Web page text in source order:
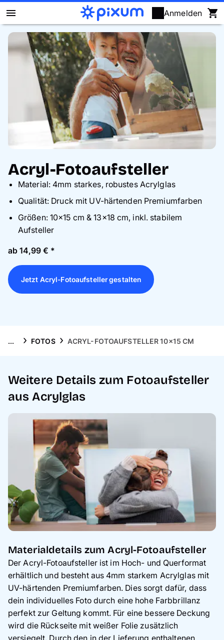
Anmelden
Pixum Fotobuch
Wandbilder
Fotokalender
Fotogeschenke
Fotopuzzle
Grußkarten
Handyhüllen
Anlässe
Service
Acryl-Fotoaufsteller
Material: 4mm starkes, robustes Acrylglas
Qualität: Druck mit UV-härtenden Premiumfarben
Größen: 10×15 cm & 13×18 cm, inkl. stabilem
Aufsteller
ab 14,99 € *
Jetzt Acryl-Fotoaufsteller gestalten
... FOTOS ACRYL-FOTOAUFSTELLER 10×15 CM
Weitere Details zum Fotoaufsteller
aus Acrylglas
Materialdetails zum Acryl-Fotoaufsteller
Der Acryl-Fotoaufsteller ist im Hoch- und Querformat
erhältlich und besteht aus 4mm starkem Acrylglas mit
UV-härtenden Premiumfarben. Dies sorgt dafür, dass
dein individuelles Foto durch eine hohe Farbbrillanz
perfekt zur Geltung kommt. Für eine bessere Deckung
wird die Rückseite mit weißer Folie zusätzlich
versiegelt. Durch den in der Lieferung enthaltenen